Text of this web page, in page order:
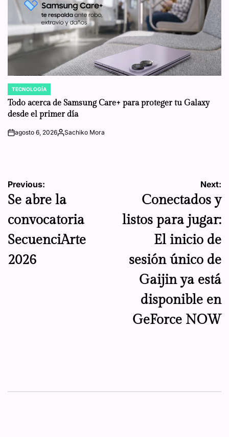
POSTED
IN
TECNOLOGÍA
Todo acerca de Samsung Care+ para proteger tu Galaxy
desde el primer día
onagosto 6, 2026Posted
Sachiko Mora
Navegación
de
entradas
Previous:
Se abre la
convocatoria
SecuenciArte
2026
Next:
Conectados y
listos para jugar:
El inicio de
sesión único de
Gaijin ya está
disponible en
GeForce NOW